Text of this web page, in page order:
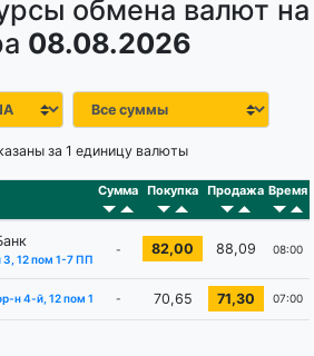
обмена валют на
08.08.2026
за 1 единицу валюты
Сумма Покупка Продажа Время
3, 12 пом 1-7 ПП
- 82,00 88,09 08:00
н 4-й, 12 пом 1 - 70,65 71,30 07:00